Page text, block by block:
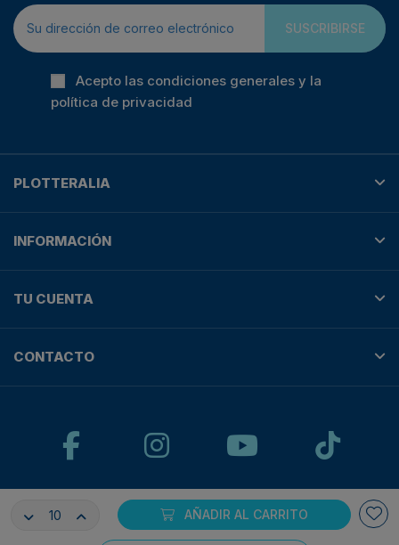
AÑADIR AL CARRITO
SUSCRIBIRSE
Acepto las condiciones generales y la
política de privacidad
PLOTTERALIA
INFORMACIÓN
TU CUENTA
CONTACTO
© Plotteralia